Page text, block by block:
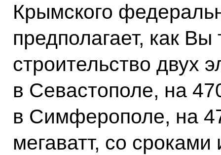
Крымского
предполагает, как Вы
строительство двух
в Севастополе, на
в Симферополе, на
мегаватт, со